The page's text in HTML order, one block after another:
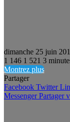
dimanche 25 juin
1 146 1 521 3
Montrez plus
Partager
Facebook Twitter
Messenger Partager